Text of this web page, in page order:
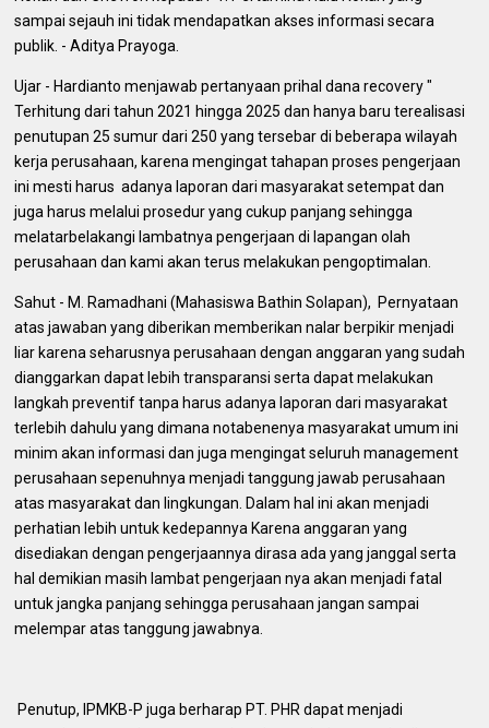
sampai sejauh ini tidak mendapatkan akses informasi secara
publik. - Aditya Prayoga.
Ujar - Hardianto menjawab pertanyaan prihal dana recovery "
Terhitung dari tahun 2021 hingga 2025 dan hanya baru terealisasi
penutupan 25 sumur dari 250 yang tersebar di beberapa wilayah
kerja perusahaan, karena mengingat tahapan proses pengerjaan
ini mesti harus adanya laporan dari masyarakat setempat dan
juga harus melalui prosedur yang cukup panjang sehingga
melatarbelakangi lambatnya pengerjaan di lapangan olah
perusahaan dan kami akan terus melakukan pengoptimalan.
Sahut - M. Ramadhani (Mahasiswa Bathin Solapan), Pernyataan
atas jawaban yang diberikan memberikan nalar berpikir menjadi
liar karena seharusnya perusahaan dengan anggaran yang sudah
dianggarkan dapat lebih transparansi serta dapat melakukan
langkah preventif tanpa harus adanya laporan dari masyarakat
terlebih dahulu yang dimana notabenenya masyarakat umum ini
minim akan informasi dan juga mengingat seluruh management
perusahaan sepenuhnya menjadi tanggung jawab perusahaan
atas masyarakat dan lingkungan. Dalam hal ini akan menjadi
perhatian lebih untuk kedepannya Karena anggaran yang
disediakan dengan pengerjaannya dirasa ada yang janggal serta
hal demikian masih lambat pengerjaan nya akan menjadi fatal
untuk jangka panjang sehingga perusahaan jangan sampai
melempar atas tanggung jawabnya.
‎ Penutup, IPMKB-P juga berharap PT. PHR dapat menjadi